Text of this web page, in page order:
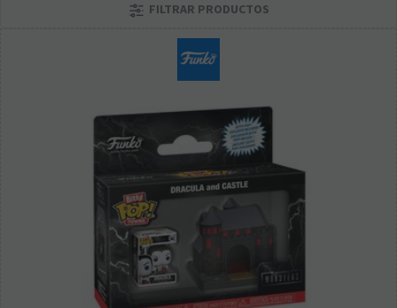
FILTRAR PRODUCTOS